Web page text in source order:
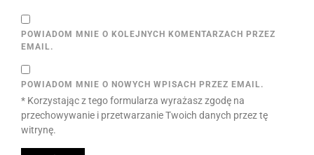
POWIADOM MNIE O KOLEJNYCH KOMENTARZACH PRZEZ
EMAIL.
POWIADOM MNIE O NOWYCH WPISACH PRZEZ EMAIL.
* Korzystając z tego formularza wyrażasz zgodę na
przechowywanie i przetwarzanie Twoich danych przez tę
witrynę.